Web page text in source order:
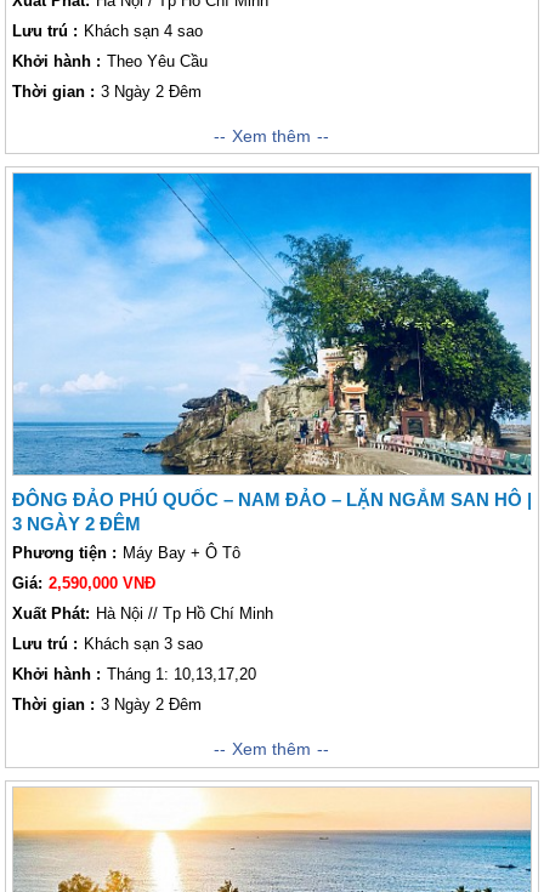
Lưu trú : Khách sạn 4 sao
Khởi hành : Theo Yêu Cầu
Thời gian : 3 Ngày 2 Đêm
Nằm trải dọc theo Bãi Trường, một trong những bãi biển dài nhất đảo,
khu nghỉ dưỡngFamiana Resort & Sparộng hơn 4 hecta có bãi biển
riêng tuyệt đẹp với bãi cát vàng mịn dài thoai thoải bên hàng dừa xanh
rợp bóng và làn nước trong xanh vô cùng nên thơ. Nơi đây còn nổi tiếng
là bãi biển duy nhất tại Việt Nam có thể ngắm mặt trời lặn với hoàng hôn
buông xuống trên biển đẹp như một bức tranh.
Xem thêm
ĐÔNG ĐẢO PHÚ QUỐC – NAM ĐẢO – LẶN NGẮM SAN HÔ |
3 NGÀY 2 ĐÊM
Phương tiện : Máy Bay + Ô Tô
Giá: 2,590,000 VNĐ
Xuất Phát: Hà Nội // Tp Hồ Chí Minh
Lưu trú : Khách sạn 3 sao
Khởi hành : Tháng 1: 10,13,17,20
Thời gian : 3 Ngày 2 Đêm
Được mệnh danh là Đảo Ngọc của Việt Nam, Phú Quốc là điểm đến ấn
tượng cho những ai yêu thích kỳ nghỉ biển và thiên nhiên hoang sơ.
có thể tận hưởng không khí trong lành và tắm nắng trên bãi biển cát
trắng rất đẹp, tắm biển trong xanh và tham gia một loạt các hoạt động thể
thao. Đến thăm Phú Quốc, bạn cũng sẽ có cơ hội tuyệt vời để trải
Xem thêm